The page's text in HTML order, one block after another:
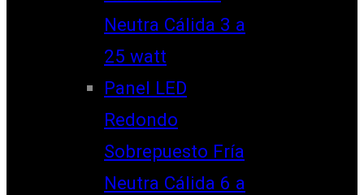
Neutra Cálida 3 a
25 watt
Panel LED
Redondo
Sobrepuesto Fría
Neutra Cálida 6 a